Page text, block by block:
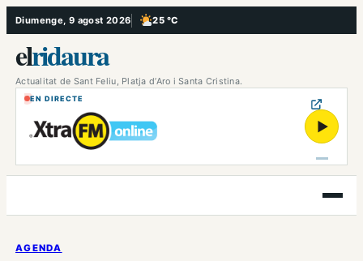
Vés
al
contingut
Diumenge, 9 agost 2026 25 °C
, Poc ennuvolat
elridaura
Actualitat de Sant Feliu, Platja d’Aro i Santa Cristina.
EN DIRECTE
▶
Obre
el
AGENDA